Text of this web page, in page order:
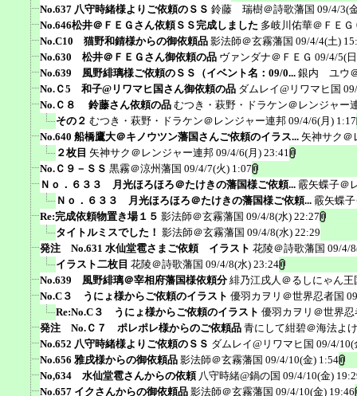
No.637 八守時緒様よりご依頼のＳＳ 鈴藤 瑞樹＠詩歌藩国 09/4/3(
No.646松井＠ＦＥＧさん依頼ＳＳ完成しました 多岐川佑華＠ＦＥＧ
No.C10 猫野和錆様からの御依頼品 影法師＠玄霧藩国 09/4/4(土)
No.630 松井＠ＦＥＧさん御依頼の品 ヴァンダナ＠ＦＥＧ 09/4/5(
No.639 風野緋璃様ご依頼のＳＳ（イベント名：09/0... 銀内 ユウ
No.Ｃ5 和子@リワマヒ国さん御依頼の品 ダムレイ@リワマヒ国
No.Ｃ８ 鈴藤さん依頼の品 むつき・萩野・ドラケン＠レンジャー
その２ むつき・萩野・ドラケン＠レンジャー連邦 09/4/6(月) 1:17
No.640 船橋鷹大＠キノウツン藩国さんご依頼のイラス... 矢神サク＠
２枚目 矢神サク＠レンジャー連邦 09/4/6(月) 23:41
No.Ｃ９－ＳＳ 黒霧＠涼州藩国 09/4/7(火) 1:07
Ｎｏ．６３３ 月光ほろほろ＠たけきの藩国様ご依頼... 霰矢蝶子＠
Ｎｏ．６３３ 月光ほろほろ＠たけきの藩国様ご依頼... 霰矢蝶
Re:完成依頼物置き場１５ 影法師＠玄霧藩国 09/4/8(水) 22:27
タイトルミスでした！ 影法師＠玄霧藩国 09/4/8(水) 22:29
発注 No.631 水仙堂雹さまご依頼 イラスト 花陵＠詩歌藩国 09/4/
イラスト二枚目 花陵＠詩歌藩国 09/4/8(水) 23:24
No.639 風野緋璃＠宰相府藩国様依頼分 緋乃江戌人＠るしにゃん王
No.C３ うにょ様からご依頼のイラスト 優羽カヲリ＠世界忍者国
Re:No.C３ うにょ様からご依頼のイラスト 優羽カヲリ＠世界忍
発注 No.Ｃ７ ポレポレ様からのご依頼品 青にして紺碧＠海法よ
No.652 八守時緒様よりご依頼のＳＳ ダムレイ@リワマヒ国 09/4/10(
No.656 雅戌様からの御依頼品 影法師＠玄霧藩国 09/4/10(金) 1:54
No,634 水仙堂雹さんからの依頼 八守時緒@鍋の国 09/4/10(金)
No.657 イクさんからの御依頼品 影法師＠玄霧藩国 09/4/10(金) 19:46